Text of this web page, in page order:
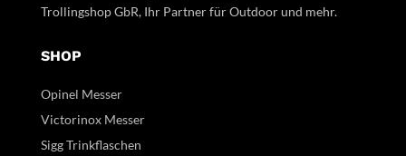
Trollingshop GbR, Ihr Partner für Outdoor und mehr.
SHOP
Opinel Messer
Victorinox Messer
Sigg Trinkflaschen